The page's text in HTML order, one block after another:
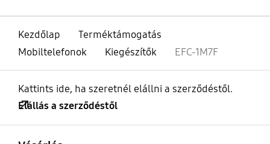
Kezdőlap
Terméktámogatás
Mobiltelefonok
Kiegészítők EFC-1M7F
Kattints ide, ha szeretnél elállni a szerződéstől.
Elállás a szerződéstől